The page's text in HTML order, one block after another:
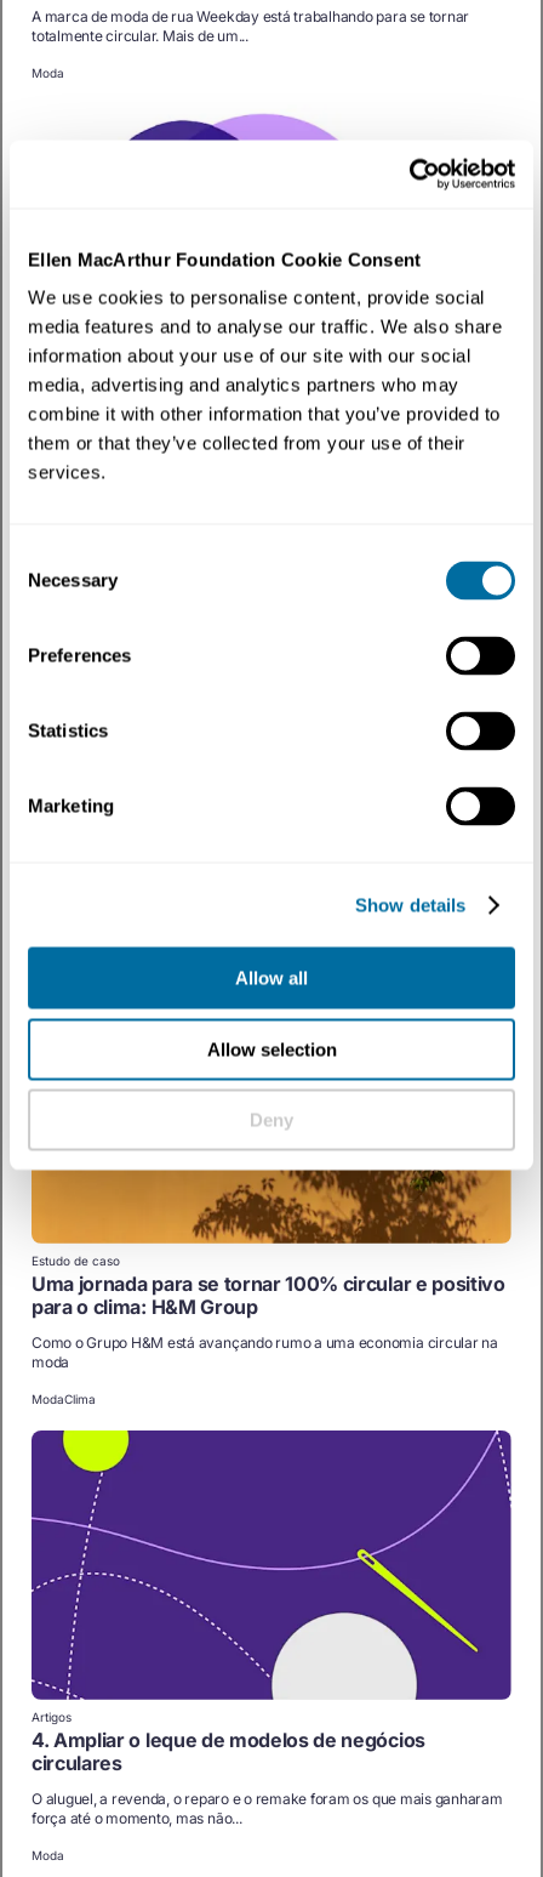
Ellen MacArthur Foundation Cookie Consent
We use cookies to personalise content, provide social
media features and to analyse our traffic. We also share
information about your use of our site with our social
media, advertising and analytics partners who may
combine it with other information that you’ve provided to
them or that they’ve collected from your use of their
services.
Selection
Necessary
Preferences
Statistics
Marketing
Show details
Allow all
Allow selection
Deny
A marca de moda de rua Weekday está trabalhando para se tornar
totalmente circular. Mais de um...
Moda
Publicações
Nossa visão de uma economia circular para a moda
Em uma economia circular para a moda, os produtos são mais usados,
feitos para serem feitos...
Estudo de caso
Uma jornada para se tornar 100% circular e positivo
para o clima: H&M Group
Como o Grupo H&M está avançando rumo a uma economia circular na
moda
ModaClima
Artigos
4. Ampliar o leque de modelos de negócios
circulares
O aluguel, a revenda, o reparo e o remake foram os que mais ganharam
força até o momento, mas não...
Moda